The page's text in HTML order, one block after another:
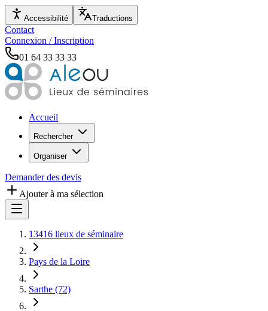
Accessibilité Traductions
Contact
Connexion / Inscription
01 64 33 33 33
Accueil
Rechercher
Organiser
Demander des devis
Ajouter à ma sélection
13416 lieux de séminaire
Pays de la Loire
Sarthe (72)